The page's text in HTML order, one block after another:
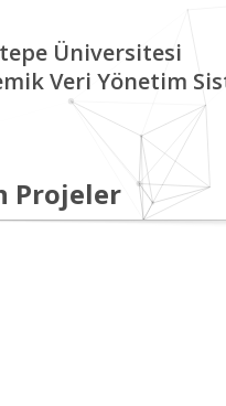
Üniversitesi
Veri Yönetim
Projeler